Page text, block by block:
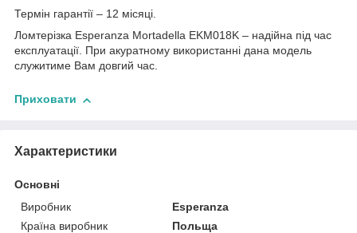
Термін гарантії – 12 місяці.
Ломтерізка Esperanza Mortadella EKM018K – надійна під час
експлуатації. При акуратному використанні дана модель
служитиме Вам довгий час.
Приховати
Характеристики
Основні
Виробник
Esperanza
Країна виробник
Польща